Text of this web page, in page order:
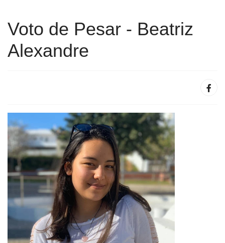
Voto de Pesar - Beatriz
Alexandre